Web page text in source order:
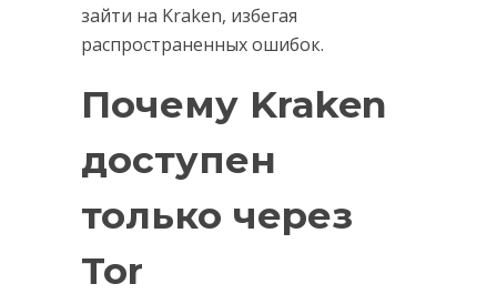
зайти на Kraken, избегая
распространенных ошибок.
Почему Kraken
доступен
только через
Tor